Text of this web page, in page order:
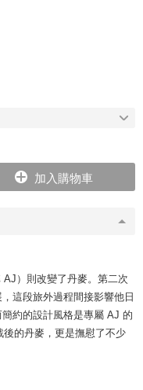
）則改變了丹麥。第二次
這段旅外過程間接影響他日
約的設計風格是專屬 AJ 的
的丹麥，更是撫慰了不少
加入購物車